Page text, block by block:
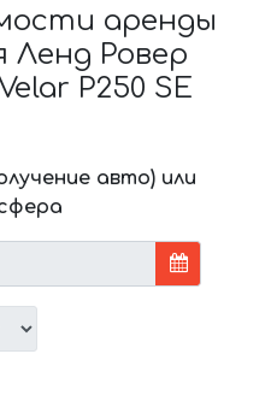
аренды
Ленд Ровер
P250 SE
авто) или